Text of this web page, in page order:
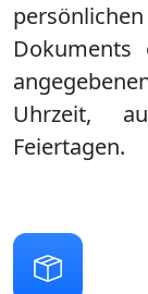
Uhrzeit,
Feiertagen.